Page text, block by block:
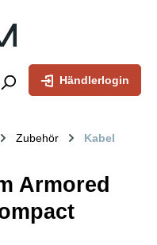
Händlerlogin
Zubehör Kabel
Armored